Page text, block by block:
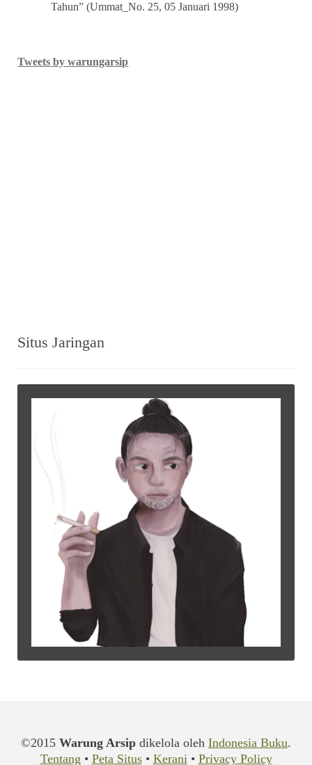
Tahun” (Ummat_No. 25, 05 Januari 1998)
Tweets by warungarsip
Situs Jaringan
©2015 Warung Arsip dikelola oleh Indonesia Buku.
Tentang • Peta Situs• Kerani• Privacy Policy